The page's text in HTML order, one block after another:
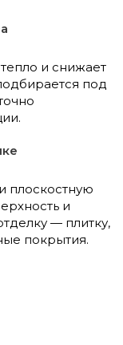
и снижает
под
плоскостную
и
— плитку,
покрытия.